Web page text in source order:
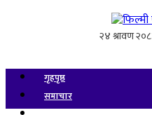
गृहपृष्ठ
समाचार